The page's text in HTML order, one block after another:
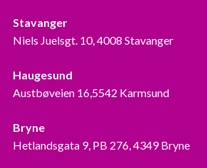
Stavanger
Niels Juelsgt. 10, 4008 Stavanger
Haugesund
Austbøveien 16,5542 Karmsund
Bryne
Hetlandsgata 9, PB 276, 4349 Bryne